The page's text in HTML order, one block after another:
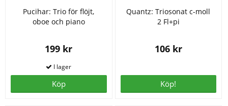
Pucihar: Trio för flöjt,
oboe och piano
199 kr
Köp
Quantz: Triosonat c-moll
2 Fl+pi
106 kr
Köp!